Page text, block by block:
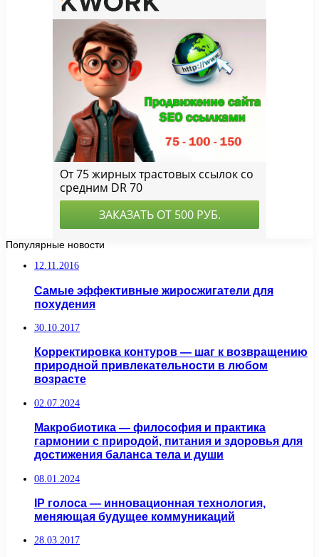
Популярные новости
12.11.2016
Самые эффективные жиросжигатели для
похудения
30.10.2017
Корректировка контуров — шаг к возвращению
природной привлекательности в любом
возрасте
02.07.2024
Макробиотика — философия и практика
гармонии с природой, питания и здоровья для
достижения баланса тела и души
08.01.2024
IP голоса — инновационная технология,
меняющая будущее коммуникаций
28.03.2017